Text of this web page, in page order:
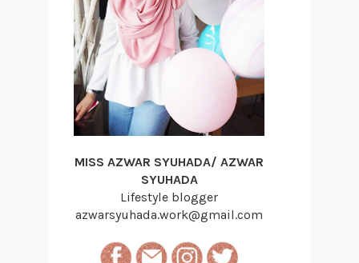
MISS AZWAR SYUHADA/ AZWAR
SYUHADA
Lifestyle blogger
azwarsyuhada.work@gmail.com